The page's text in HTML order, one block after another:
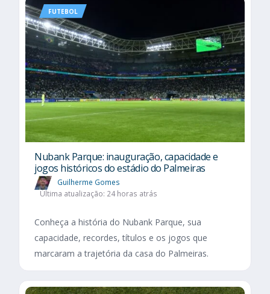
FUTEBOL
Nubank Parque: inauguração, capacidade e
jogos históricos do estádio do Palmeiras
Guilherme Gomes
Última atualização: 24 horas atrás
Conheça a história do Nubank Parque, sua
capacidade, recordes, títulos e os jogos que
marcaram a trajetória da casa do Palmeiras.